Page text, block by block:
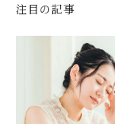
注目の記事